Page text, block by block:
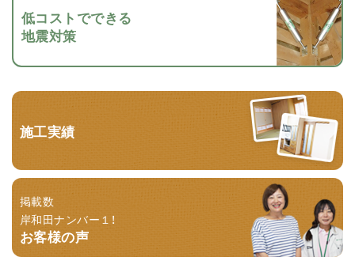
低コストでできる
地震対策
施工実績
掲載数
岸和田ナンバー１！
お客様の声